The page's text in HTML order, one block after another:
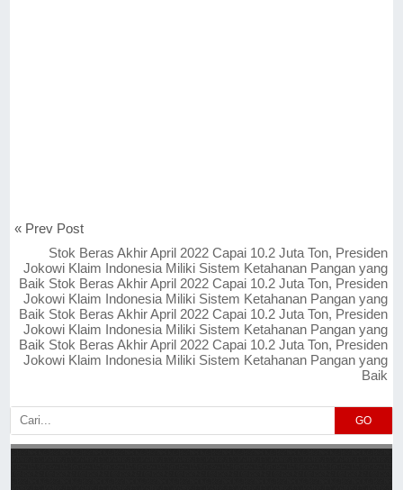
« Prev Post
Stok Beras Akhir April 2022 Capai 10.2 Juta Ton, Presiden
Jokowi Klaim Indonesia Miliki Sistem Ketahanan Pangan yang
Baik Stok Beras Akhir April 2022 Capai 10.2 Juta Ton, Presiden
Jokowi Klaim Indonesia Miliki Sistem Ketahanan Pangan yang
Baik Stok Beras Akhir April 2022 Capai 10.2 Juta Ton, Presiden
Jokowi Klaim Indonesia Miliki Sistem Ketahanan Pangan yang
Baik Stok Beras Akhir April 2022 Capai 10.2 Juta Ton, Presiden
Jokowi Klaim Indonesia Miliki Sistem Ketahanan Pangan yang
Baik
GO